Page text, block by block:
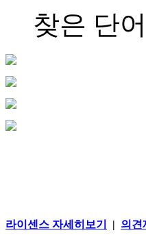
찾은 단
라이센스 자세히보기 | 의견